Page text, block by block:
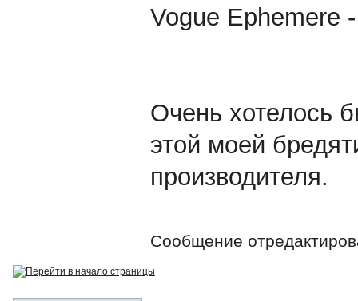
Vogue Ephemere
Очень хотелось
этой моей
производителя.
Сообщение